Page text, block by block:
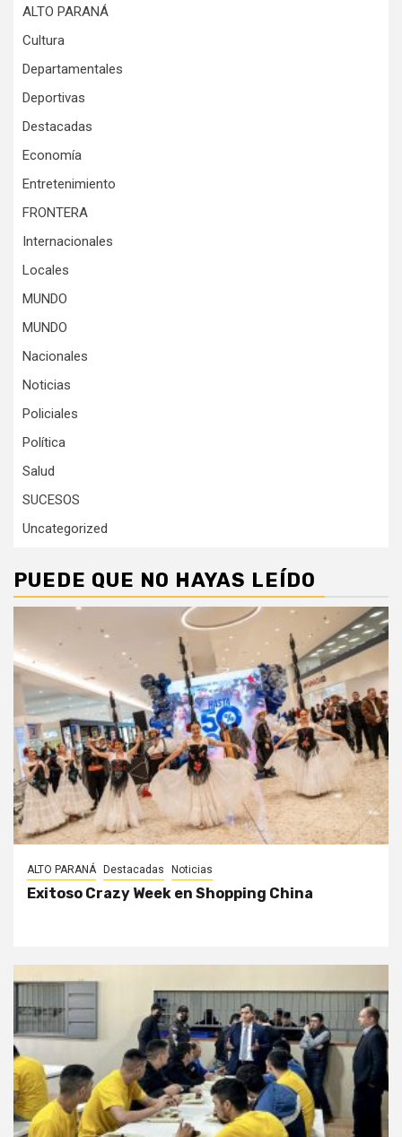
ALTO PARANÁ
Cultura
Departamentales
Deportivas
Destacadas
Economía
Entretenimiento
FRONTERA
Internacionales
Locales
MUNDO
MUNDO
Nacionales
Noticias
Policiales
Política
Salud
SUCESOS
Uncategorized
PUEDE QUE NO HAYAS LEÍDO
ALTO PARANÁ Destacadas Noticias
Exitoso Crazy Week en Shopping China